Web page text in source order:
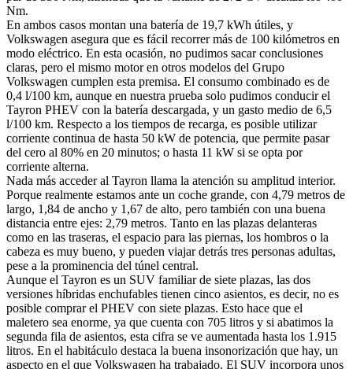
Nm.
En ambos casos montan una batería de 19,7 kWh útiles, y
Volkswagen asegura que es fácil recorrer más de 100 kilómetros en
modo eléctrico. En esta ocasión, no pudimos sacar conclusiones
claras, pero el mismo motor en otros modelos del Grupo
Volkswagen cumplen esta premisa. El consumo combinado es de
0,4 l/100 km, aunque en nuestra prueba solo pudimos conducir el
Tayron PHEV con la batería descargada, y un gasto medio de 6,5
l/100 km. Respecto a los tiempos de recarga, es posible utilizar
corriente continua de hasta 50 kW de potencia, que permite pasar
del cero al 80% en 20 minutos; o hasta 11 kW si se opta por
corriente alterna.
Nada más acceder al Tayron llama la atención su amplitud interior.
Porque realmente estamos ante un coche grande, con 4,79 metros de
largo, 1,84 de ancho y 1,67 de alto, pero también con una buena
distancia entre ejes: 2,79 metros. Tanto en las plazas delanteras
como en las traseras, el espacio para las piernas, los hombros o la
cabeza es muy bueno, y pueden viajar detrás tres personas adultas,
pese a la prominencia del túnel central.
Aunque el Tayron es un SUV familiar de siete plazas, las dos
versiones híbridas enchufables tienen cinco asientos, es decir, no es
posible comprar el PHEV con siete plazas. Esto hace que el
maletero sea enorme, ya que cuenta con 705 litros y si abatimos la
segunda fila de asientos, esta cifra se ve aumentada hasta los 1.915
litros. En el habitáculo destaca la buena insonorización que hay, un
aspecto en el que Volkswagen ha trabajado. El SUV incorpora unos